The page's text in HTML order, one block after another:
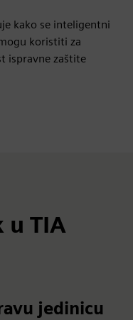
kako se inteligentni
koristiti za
ispravne zaštite
u TIA
jedinicu